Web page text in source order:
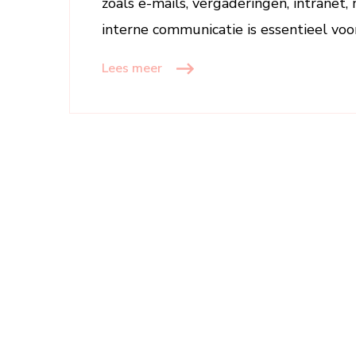
interne communicatie is essentieel
Lees meer